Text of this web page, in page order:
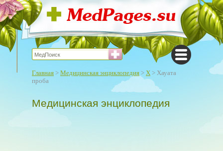
Главная > Медицинская энциклопедия > Х > Хауата
проба
Медицинская энциклопедия